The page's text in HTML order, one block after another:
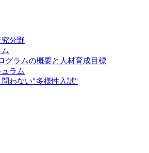
分野
グラムの概要と人材育成目標
ラム
わない"多様性入試"